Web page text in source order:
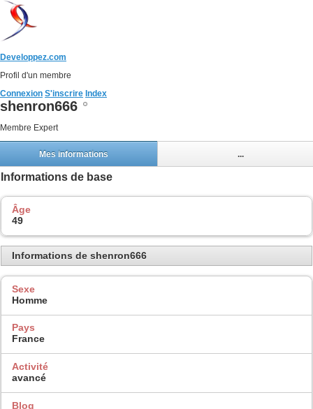
Developpez.com
Profil d'un membre
Connexion S'inscrire Index
shenron666
Membre Expert
Mes informations ...
Informations de base
Âge
49
Informations de shenron666
Sexe
Homme
Pays
France
Activité
avancé
Blog